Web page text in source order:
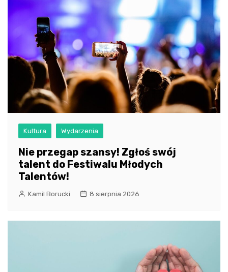
Kultura Wydarzenia
Nie przegap szansy! Zgłoś swój
talent do Festiwalu Młodych
Talentów!
Kamil Borucki 8 sierpnia 2026